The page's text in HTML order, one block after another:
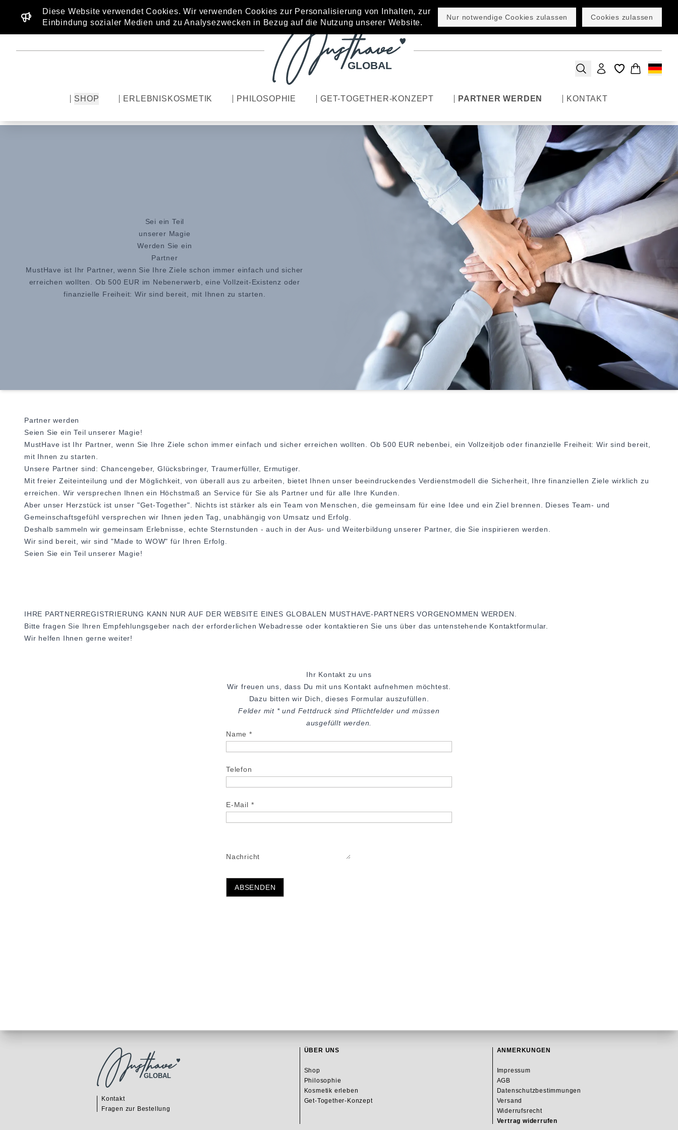
Diese Website verwendet Cookies. Wir verwenden Cookies zur Personalisierung von Inhalten, zur
Einbindung sozialer Medien und zu Analysezwecken in Bezug auf die Nutzung unserer Website.
Nur notwendige Cookies zulassen Cookies zulassen
GLOBAL
SHOP ERLEBNISKOSMETIK PHILOSOPHIE GET-TOGETHER-KONZEPT PARTNER WERDEN KONTAKT
Sei ein Teil
unserer Magie
Werden Sie ein
Partner
MustHave ist Ihr Partner, wenn Sie Ihre Ziele schon immer einfach und sicher
erreichen wollten. Ob 500 EUR im Nebenerwerb, eine Vollzeit-Existenz oder
finanzielle Freiheit: Wir sind bereit, mit Ihnen zu starten.
Partner werden
Seien Sie ein Teil unserer Magie!
MustHave ist Ihr Partner, wenn Sie Ihre Ziele schon immer einfach und sicher erreichen wollten. Ob 500 EUR nebenbei, ein Vollzeitjob oder finanzielle Freiheit: Wir sind bereit,
mit Ihnen zu starten.
Unsere Partner sind: Chancengeber, Glücksbringer, Traumerfüller, Ermutiger.
Mit freier Zeiteinteilung und der Möglichkeit, von überall aus zu arbeiten, bietet Ihnen unser beeindruckendes Verdienstmodell die Sicherheit, Ihre finanziellen Ziele wirklich zu
erreichen. Wir versprechen Ihnen ein Höchstmaß an Service für Sie als Partner und für alle Ihre Kunden.
Aber unser Herzstück ist unser "Get-Together". Nichts ist stärker als ein Team von Menschen, die gemeinsam für eine Idee und ein Ziel brennen. Dieses Team- und
Gemeinschaftsgefühl versprechen wir Ihnen jeden Tag, unabhängig von Umsatz und Erfolg.
Deshalb sammeln wir gemeinsam Erlebnisse, echte Sternstunden - auch in der Aus- und Weiterbildung unserer Partner, die Sie inspirieren werden.
Wir sind bereit, wir sind "Made to WOW" für Ihren Erfolg.
Seien Sie ein Teil unserer Magie!
IHRE PARTNERREGISTRIERUNG KANN NUR AUF DER WEBSITE EINES GLOBALEN MUSTHAVE-PARTNERS VORGENOMMEN WERDEN.
Bitte fragen Sie Ihren Empfehlungsgeber nach der erforderlichen Webadresse oder kontaktieren Sie uns über das untenstehende Kontaktformular.
Wir helfen Ihnen gerne weiter!
Ihr Kontakt zu uns
Wir freuen uns, dass Du mit uns Kontakt aufnehmen möchtest.
Dazu bitten wir Dich, dieses Formular auszufüllen.
Felder mit * und Fettdruck sind Pflichtfelder und müssen
ausgefüllt werden.
Name
Telefon
E-Mail
Nachricht
ABSENDEN
GLOBAL
Kontakt
Fragen zur Bestellung
ÜBER UNS
Shop
Philosophie
Kosmetik erleben
Get-Together-Konzept
ANMERKUNGEN
Impressum
AGB
Datenschutzbestimmungen
Versand
Widerrufsrecht
Vertrag widerrufen